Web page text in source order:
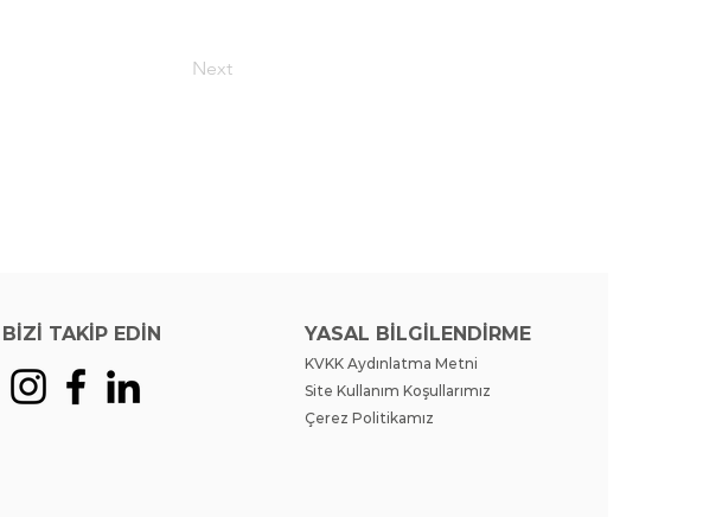
Next
BİZİ TAKİP EDİN YASAL BİLGİLENDİRME
KVKK Aydınlatma Metni
Site Kullanım Koşullarımız
Çerez Politikamız